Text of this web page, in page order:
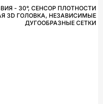
- 30°, СЕНСОР ПЛОТНОСТИ
3D ГОЛОВКА, НЕЗАВИСИМЫЕ
ДУГООБРАЗНЫЕ СЕТКИ